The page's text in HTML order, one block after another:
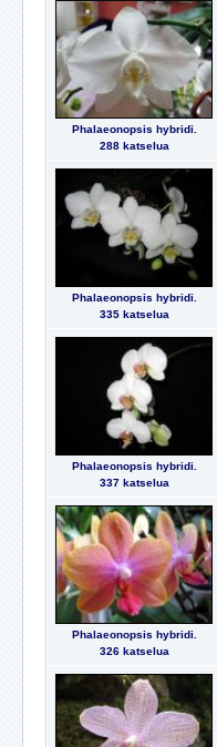
Phalaeonopsis hybridi.
288 katselua
Phalaeonopsis hybridi.
335 katselua
Phalaeonopsis hybridi.
337 katselua
Phalaeonopsis hybridi.
326 katselua